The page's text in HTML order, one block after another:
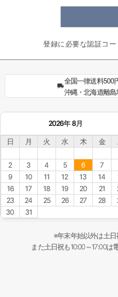
登録に必要な認証コー
全国一律送料500
沖縄・北海道離
2026年 8月
日 月 火 水 木 金
2
3 4 5 6 7
9
10 11 12 13 14
16
17 18 19 20 21
23
24 25 26 27 28
30
31
※年末年始以外は土日
また土日祝も10:00～17:00は